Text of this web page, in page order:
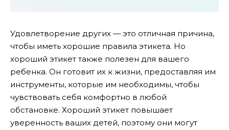
Удовлетворение других — это отличная причина,
чтобы иметь хорошие правила этикета. Но
хороший этикет также полезен для вашего
ребенка. Он готовит их к жизни, предоставляя им
инструменты, которые им необходимы, чтобы
чувствовать себя комфортно в любой
обстановке. Хороший этикет повышает
уверенность ваших детей, поэтому они могут